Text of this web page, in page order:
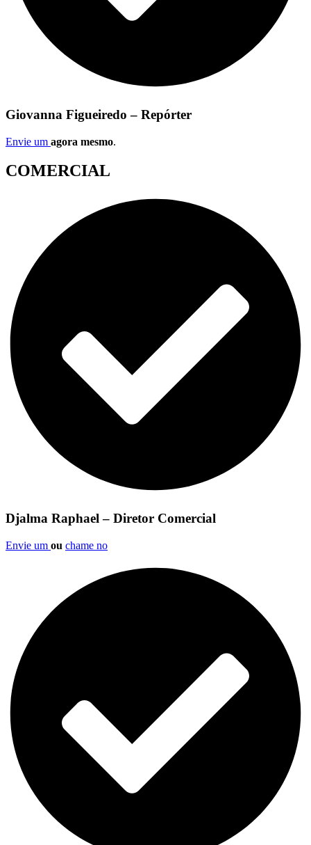
Giovanna Figueiredo – Repórter
Envie um agora mesmo.
COMERCIAL
Djalma Raphael – Diretor Comercial
Envie um ou chame no